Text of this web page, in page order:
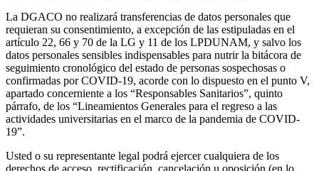
La DGACO no realizará transferencias de datos personales que
requieran su consentimiento, a excepción de las estipuladas en el
artículo 22, 66 y 70 de la LG y 11 de los LPDUNAM, y salvo los
datos personales sensibles indispensables para nutrir la bitácora de
seguimiento cronológico del estado de personas sospechosas o
confirmadas por COVID-19, acorde con lo dispuesto en el punto V,
apartado concerniente a los “Responsables Sanitarios”, quinto
párrafo, de los “Lineamientos Generales para el regreso a las
actividades universitarias en el marco de la pandemia de COVID-
19”.
Usted o su representante legal podrá ejercer cualquiera de los